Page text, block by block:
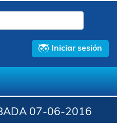
Iniciar sesión
07-06-2016